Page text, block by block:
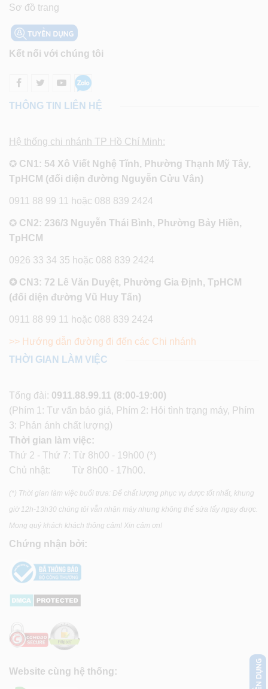
Sơ đồ trang
Kết nối với chúng tôi
THÔNG TIN LIÊN HỆ
Hệ thống chi nhánh TP Hồ Chí Minh:
✪ CN1: 54 Xô Viết Nghệ Tĩnh, Phường Thạnh Mỹ Tây,
TpHCM (đối diện đường Nguyễn Cửu Vân)
0911 88 99 11 hoặc 088 839 2424
✪ CN2: 236/3 Nguyễn Thái Bình, Phường Bảy Hiền,
TpHCM
0926 33 34 35 hoặc 088 839 2424
✪ CN3: 72 Lê Văn Duyệt, Phường Gia Định, TpHCM
(đối diện đường Vũ Huy Tấn)
0911 88 99 11 hoặc 088 839 2424
>> Hướng dẫn đường đi đến các Chi nhánh
THỜI GIAN LÀM VIỆC
Tổng đài: 0911.88.99.11 (8:00-19:00)
(Phím 1: Tư vấn báo giá, Phím 2: Hỏi tình trạng máy, Phím
3: Phản ánh chất lượng)
Thời gian làm việc:
Thứ 2 - Thứ 7: Từ 8h00 - 19h00 (*)
Chủ nhật: Từ 8h00 - 17h00.
(*) Thời gian làm việc buổi trưa: Để chất lượng phục vụ được tốt nhất, khung
giờ 12h-13h30 chúng tôi vẫn nhận máy nhưng không thể sửa lấy ngay được.
Mong quý khách khách thông cảm! Xin cảm ơn!
Chứng nhận bởi:
Website cùng hệ thống: